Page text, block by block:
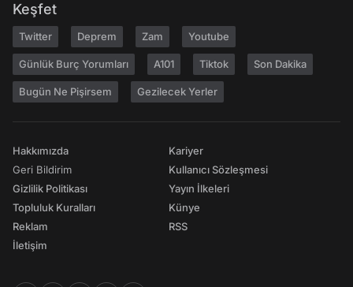
Keşfet
Twitter Deprem Zam Youtube
Günlük Burç Yorumları A101 Tiktok Son Dakika
Bugün Ne Pişirsem Gezilecek Yerler
Hakkımızda
Geri Bildirim
Gizlilik Politikası
Topluluk Kuralları
Reklam
İletişim
Kariyer
Kullanıcı Sözleşmesi
Yayın İlkeleri
Künye
RSS